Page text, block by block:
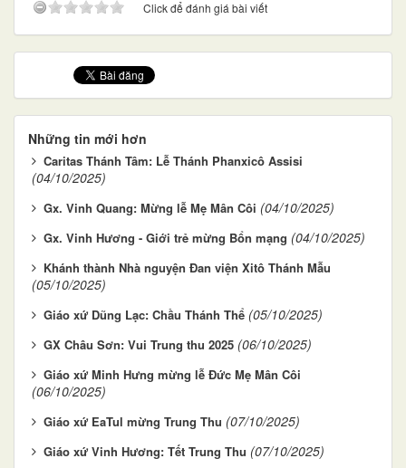
Click để đánh giá bài viết
Những tin mới hơn
Caritas Thánh Tâm: Lễ Thánh Phanxicô Assisi
(04/10/2025)
Gx. Vinh Quang: Mừng lễ Mẹ Mân Côi (04/10/2025)
Gx. Vinh Hương - Giới trẻ mừng Bổn mạng (04/10/2025)
Khánh thành Nhà nguyện Đan viện Xitô Thánh Mẫu
(05/10/2025)
Giáo xứ Dũng Lạc: Chầu Thánh Thể (05/10/2025)
GX Châu Sơn: Vui Trung thu 2025 (06/10/2025)
Giáo xứ Minh Hưng mừng lễ Đức Mẹ Mân Côi
(06/10/2025)
Giáo xứ EaTul mừng Trung Thu (07/10/2025)
Giáo xứ Vinh Hương: Tết Trung Thu (07/10/2025)